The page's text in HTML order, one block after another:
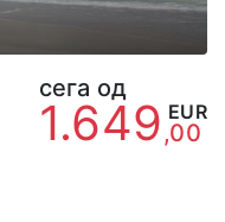
сега од
1.649 EUR
,00